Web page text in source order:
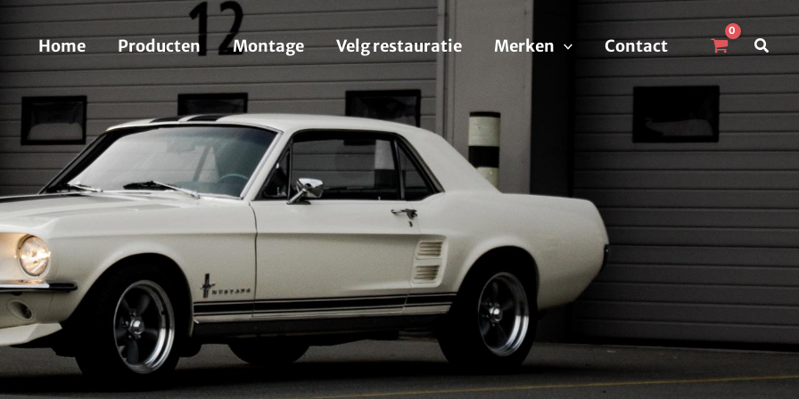
Home Producten Montage Velg restauratie Merken Contact